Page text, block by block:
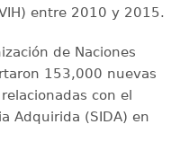
entre 2010 y 2015.
de Naciones
153,000 nuevas
con el
Adquirida (SIDA) en